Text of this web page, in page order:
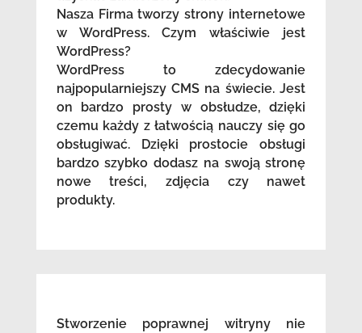
Nasza Firma tworzy strony internetowe
w WordPress. Czym właściwie jest
WordPress?
WordPress to zdecydowanie
najpopularniejszy CMS na świecie. Jest
on bardzo prosty w obsłudze, dzięki
czemu każdy z łatwością nauczy się go
obsługiwać. Dzięki prostocie obsługi
bardzo szybko dodasz na swoją stronę
nowe treści, zdjęcia czy nawet
produkty.
Stworzenie poprawnej witryny nie